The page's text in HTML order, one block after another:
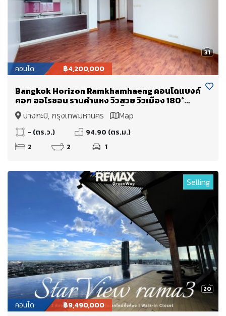
31
คอนโด ฿4,200,000
Bangkok Horizon Ramkhamhaeng คอนโดแบงค์
คอก ฮอไรซอน รามคำแหง วิวสวย วิวเมือง 180°
องศา วิวพาโนรามา ห้องนอนเห็นวิวทุกห้อง
บางกะปิ, กรุงเทพมหานคร Map
- (ตร.ว.)
94.90 (ตร.ม.)
2
2 1
20
Selling
คอนโด ฿9,490,000